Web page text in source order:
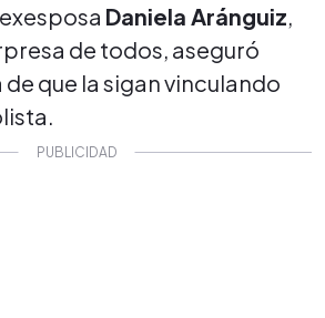
Daniela Aránguiz,
de todos, aseguró
que la sigan vinculando